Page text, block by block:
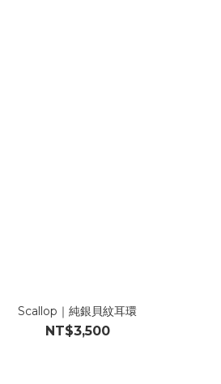
Scallop｜純銀貝紋耳環
NT$3,500